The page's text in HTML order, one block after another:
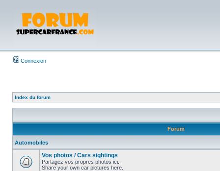
Connexion
Index du forum
Forum
Automobiles
Vos photos / Cars sightings
Partagez vos propres photos ici.
Share your own car pictures here.